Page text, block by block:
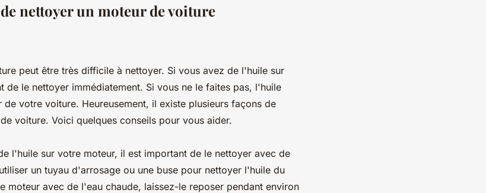
nettoyer un moteur de voiture
peut être très difficile à nettoyer. Si vous avez de l'huile sur
de le nettoyer immédiatement. Si vous ne le faites pas, l'huile
de votre voiture. Heureusement, il existe plusieurs façons de
voiture. Voici quelques conseils pour vous aider.
l'huile sur votre moteur, il est important de le nettoyer avec de
un tuyau d'arrosage ou une buse pour nettoyer l'huile du
moteur avec de l'eau chaude, laissez-le reposer pendant environ